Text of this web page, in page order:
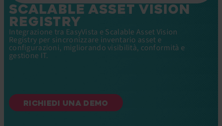
SCALABLE ASSET VISION
REGISTRY
Integrazione tra EasyVista e Scalable Asset Vision
Registry per sincronizzare inventario asset e
configurazioni, migliorando visibilità, conformità e
gestione IT.
RICHIEDI UNA DEMO